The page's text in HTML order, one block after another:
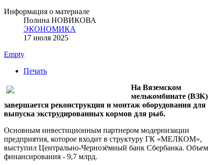
Информация о материале
Полина НОВИКОВА
ЭКОНОМИКА
17 июля 2025
Empty
Печать
На Вяземском
мелькомбинате (ВЗК)
завершается реконструкция и монтаж оборудования для
выпуска экструдированных кормов для рыб.
Основным инвестиционным партнером модернизации
предприятия, которое входит в структуру ГК «МЕЛКОМ»,
выступил Центрально-Чернозёмный банк Сбербанка. Объем
финансирования - 9,7 млрд.